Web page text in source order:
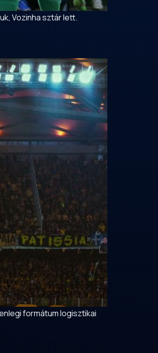
Vozinha sztár lett.
formátum logisztikai